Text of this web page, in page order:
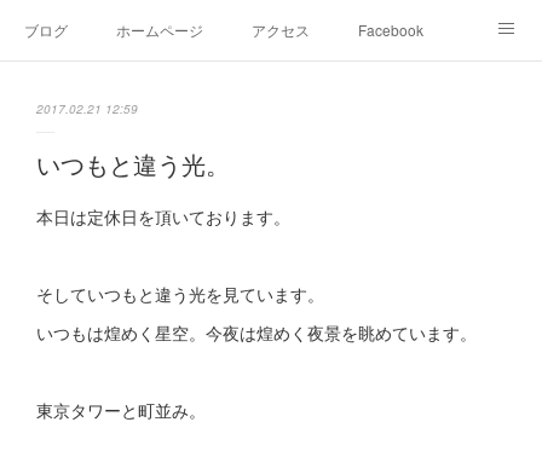
ブログ ホームページ アクセス Facebook
2017.02.21 12:59
いつもと違う光。
本日は定休日を頂いております。
そしていつもと違う光を見ています。
いつもは煌めく星空。今夜は煌めく夜景を眺めています。
東京タワーと町並み。